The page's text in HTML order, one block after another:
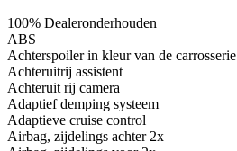
100% Dealeronderhouden
ABS
Achterspoiler in kleur van de carrosserie
Achteruitrij assistent
Achteruit rij camera
Adaptief demping systeem
Adaptieve cruise control
Airbag, zijdelings achter 2x